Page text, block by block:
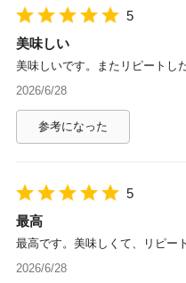
5
美味しい
美味しいです。またリピートし
2026/6/28
参考になった
5
最高
最高です。美味しくて、リピー
2026/6/28